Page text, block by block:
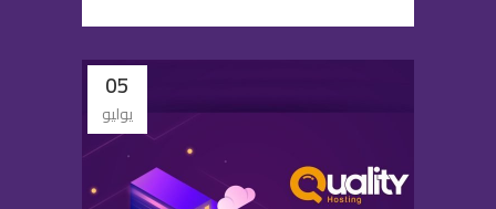
05
يوليو